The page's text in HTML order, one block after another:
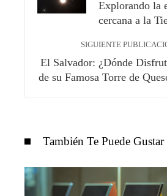
Explorando la
cercana a la
SIGUIENTE
El Salvador: ¿Dónde
de su Famosa Torre de
También Te Puede Gustar